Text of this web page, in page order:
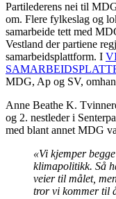
Partilederens nei til
om. Flere fylkeslag og
samarbeide tett med
Vestland der partiene
samarbeidsplattform. I
MDG, Ap og SV,
Anne Beathe K.
og 2. nestleder i
med blant annet MDG
«Vi kjemper
klimapolitikk. Så
veier til målet,
tror vi kommer til